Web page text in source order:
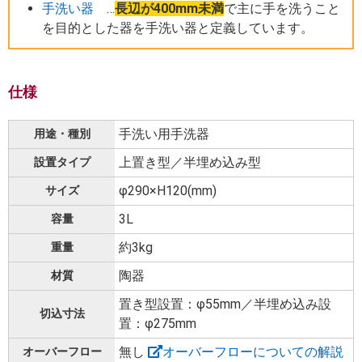
手洗い器 …長辺が400mm未満で主に手を洗うこと
を目的とした器を手洗い器と定義しています。
仕様
用途・種別 手洗い用手洗器
設置タイプ 上置き型／半埋め込み型
サイズ φ290×H120(mm)
容量 3L
重量 約3kg
材質 陶器
切込寸法
置き型設置：φ55mm／半埋め込み設
置：φ275mm
オーバーフロー 無し オーバーフローについての解説